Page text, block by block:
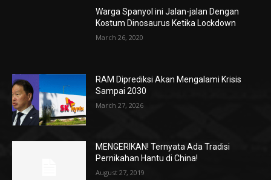
Warga Spanyol ini Jalan-jalan Dengan
Kostum Dinosaurus Ketika Lockdown
March 26, 2020
RAM Diprediksi Akan Mengalami Krisis
Sampai 2030
March 27, 2026
MENGERIKAN! Ternyata Ada Tradisi
Pernikahan Hantu di China!
August 27, 2019